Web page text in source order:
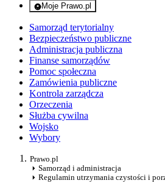
Moje Prawo.pl
- rejestracja i logowanie do
Samorząd terytorialny
Bezpieczeństwo publiczne
Administracja publiczna
Finanse samorządów
Pomoc społeczna
Zamówienia publiczne
Kontrola zarządcza
Orzeczenia
Służba cywilna
Wojsko
Wybory
Prawo.pl
Samorząd i administracja
Regulamin utrzymania czystości i